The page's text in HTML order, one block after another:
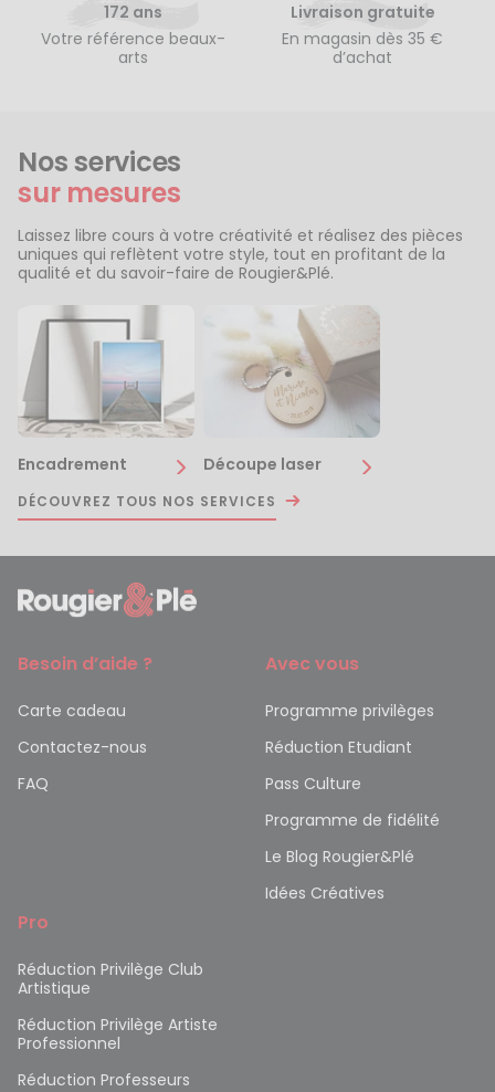
172 ans
Votre référence beaux-
arts
Livraison gratuite
En magasin dès 35 €
d’achat
Nos services
sur mesures
Laissez libre cours à votre créativité et réalisez des pièces
uniques qui reflètent votre style, tout en profitant de la
qualité et du savoir-faire de Rougier&Plé.
Encadrement Découpe laser
DÉCOUVREZ TOUS NOS SERVICES
Besoin d’aide ?
Carte cadeau
Contactez-nous
FAQ
Avec vous
Programme privilèges
Réduction Etudiant
Pass Culture
Programme de fidélité
Le Blog Rougier&Plé
Idées Créatives
Pro
Réduction Privilège Club
Artistique
Réduction Privilège Artiste
Professionnel
Réduction Professeurs